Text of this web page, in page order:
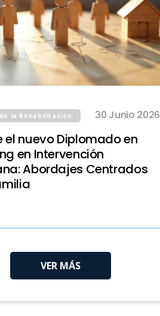
la Rehabilitación 30 Junio 2026
el nuevo Diplomado en
en Intervención
Abordajes Centrados
VER MÁS